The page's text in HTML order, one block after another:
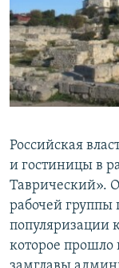
ПОБЕДИТЕЛЕЙ НЕ
ELIFBE
УКРАИНСКАЯ
ПРИСОЕДИНЯЙТЕСЬ!
Российская
и гостиницы в
Таврический».
рабочей
популяризации
которое прошло